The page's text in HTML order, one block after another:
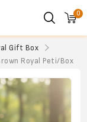
0
Gift Box
Royal Peti/Box